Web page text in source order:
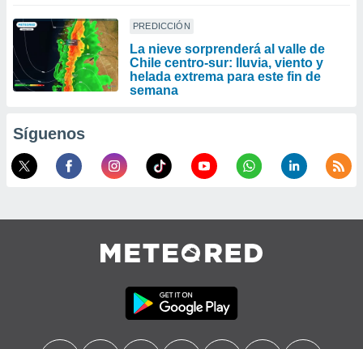
PREDICCIÓN
La nieve sorprenderá al valle de
Chile centro-sur: lluvia, viento y
helada extrema para este fin de
semana
Síguenos